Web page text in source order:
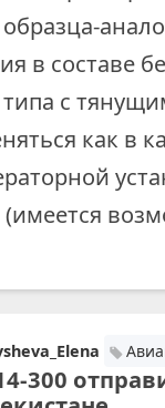
в составе
типа с
как в
300